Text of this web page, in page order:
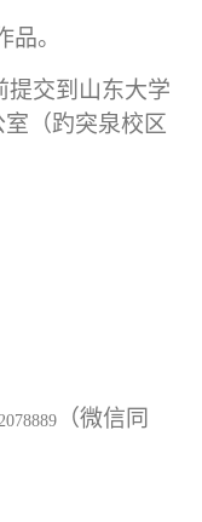
品。
提交到山东大学
（趵突泉校区
（微信同